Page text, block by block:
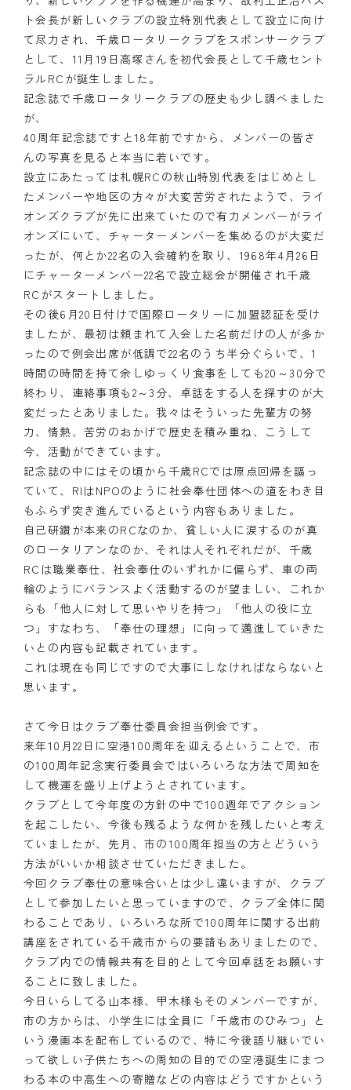
ト会長が新しいクラブの設立特別代表として設立に向け
て尽力され、千歳ロータリークラブをスポンサークラブ
として、11月19日高塚さんを初代会長として千歳セント
ラルRCが誕生しました。
記念誌で千歳ロータリークラブの歴史も少し調べました
が、
40周年記念誌ですと18年前ですから、メンバーの皆さ
んの写真を見ると本当に若いです。
設立にあたっては札幌RCの秋山特別代表をはじめとし
たメンバーや地区の方々が大変苦労されたようで、ライ
オンズクラブが先に出来ていたので有力メンバーがライ
オンズにいて、チャーターメンバーを集めるのが大変だ
ったが、何とか22名の入会確約を取り、1968年4月26日
にチャーターメンバー22名で設立総会が開催され千歳
RCがスタートしました。
その後6月20日付けで国際ロータリーに加盟認証を受け
ましたが、最初は頼まれて入会した名前だけの人が多か
ったので例会出席が低調で22名のうち半分ぐらいで、1
時間の時間を持て余しゆっくり食事をしても20～30分で
終わり、連絡事項も2～3分、卓話をする人を探すのが大
変だったとありました。我々はそういった先輩方の努
力、情熱、苦労のおかげで歴史を積み重ね、こうして
今、活動ができています。
記念誌の中にはその頃から千歳RCでは原点回帰を謳っ
ていて、RIはNPOのように社会奉仕団体への道をわき目
もふらず突き進んでいるという内容もありました。
自己研鑽が本来のRCなのか、貧しい人に涙するのが真
のロータリアンなのか、それは人それぞれだが、千歳
RCは職業奉仕、社会奉仕のいずれかに偏らず、車の両
輪のようにバランスよく活動するのが望ましい、これか
らも「他人に対して思いやりを持つ」「他人の役に立
つ」すなわち、「奉仕の理想」に向って邁進していきた
いとの内容も記載されています。
これは現在も同じですので大事にしなければならないと
思います。
さて今日はクラブ奉仕委員会担当例会です。
来年10月22日に空港100周年を迎えるということで、市
の100周年記念実行委員会ではいろいろな方法で周知を
して機運を盛り上げようとされています。
クラブとして今年度の方針の中で100週年でアクション
を起こしたい、今後も残るような何かを残したいと考え
ていましたが、先月、市の100周年担当の方とどういう
方法がいいか相談させていただきました。
今回クラブ奉仕の意味合いとは少し違いますが、クラブ
として参加したいと思っていますので、クラブ全体に関
わることであり、いろいろな所で100周年に関する出前
講座をされている千歳市からの要請もありましたので、
クラブ内での情報共有を目的として今回卓話をお願いす
ることに致しました。
今日いらしてる山本様、甲木様もそのメンバーですが、
市の方からは、小学生には全員に「千歳市のひみつ」と
いう漫画本を配布しているので、特に今後語り継いでい
って欲しい子供たちへの周知の目的での空港誕生にまつ
わる本の中高生への寄贈などの内容はどうですかという